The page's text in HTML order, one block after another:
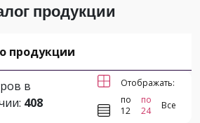
продукции
продукции
в
408
Отображать:
по
12
по
24
Все